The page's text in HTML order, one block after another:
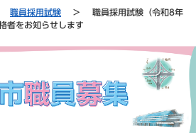
職員採用試験 >
職員採用試験（令和8年
者をお知らせします